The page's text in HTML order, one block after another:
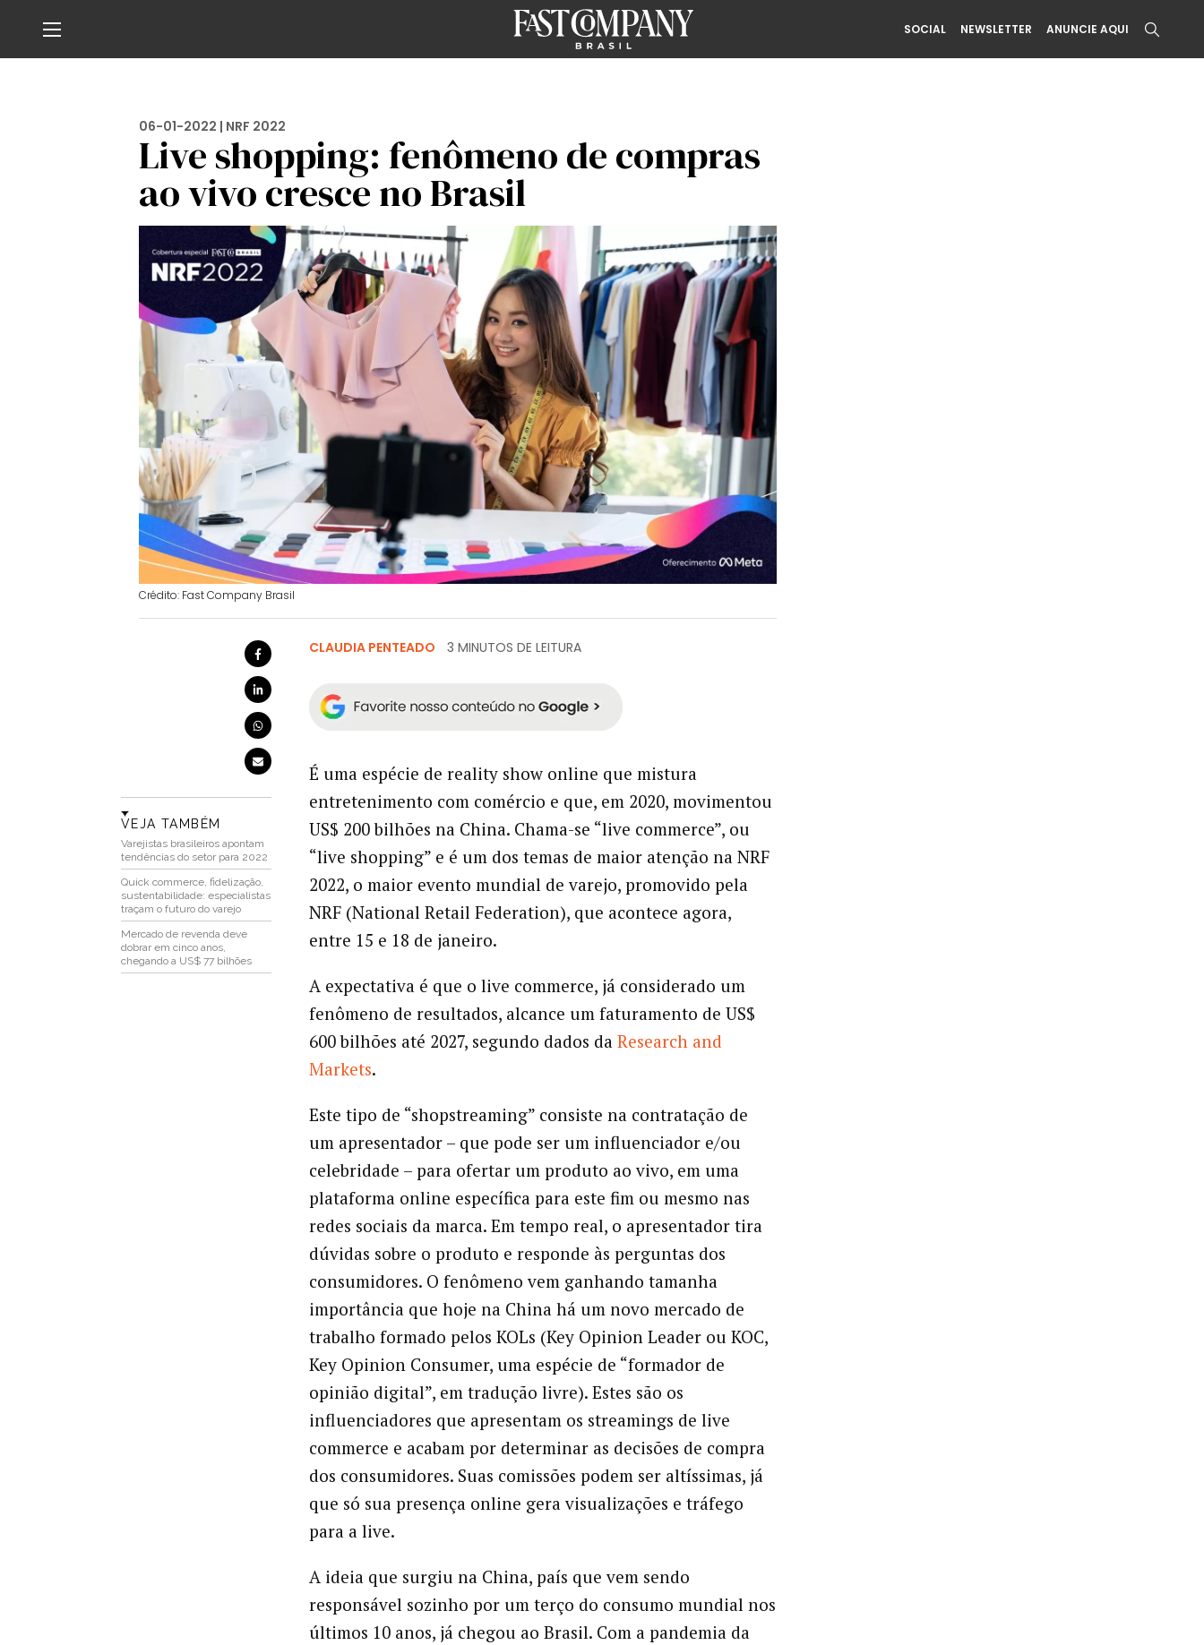
SOCIAL NEWSLETTER ANUNCIE AQUI
06-01-2022 | NRF 2022
Live shopping: fenômeno de compras
ao vivo cresce no Brasil
Crédito: Fast Company Brasil
VEJA TAMBÉM
Varejistas brasileiros apontam
tendências do setor para 2022
Quick commerce, fidelização,
sustentabilidade: especialistas
traçam o futuro do varejo
Mercado de revenda deve
dobrar em cinco anos,
chegando a US$ 77 bilhões
CLAUDIA PENTEADO 3 MINUTOS DE LEITURA
É uma espécie de reality show online que mistura
entretenimento com comércio e que, em 2020, movimentou
US$ 200 bilhões na China. Chama-se “live commerce”, ou
“live shopping” e é um dos temas de maior atenção na NRF
2022, o maior evento mundial de varejo, promovido pela
NRF (National Retail Federation), que acontece agora,
entre 15 e 18 de janeiro.
A expectativa é que o live commerce, já considerado um
fenômeno de resultados, alcance um faturamento de US$
600 bilhões até 2027, segundo dados da Research and
Markets.
Este tipo de “shopstreaming” consiste na contratação de
um apresentador – que pode ser um influenciador e/ou
celebridade – para ofertar um produto ao vivo, em uma
plataforma online específica para este fim ou mesmo nas
redes sociais da marca. Em tempo real, o apresentador tira
dúvidas sobre o produto e responde às perguntas dos
consumidores. O fenômeno vem ganhando tamanha
importância que hoje na China há um novo mercado de
trabalho formado pelos KOLs (Key Opinion Leader ou KOC,
Key Opinion Consumer, uma espécie de “formador de
opinião digital”, em tradução livre). Estes são os
influenciadores que apresentam os streamings de live
commerce e acabam por determinar as decisões de compra
dos consumidores. Suas comissões podem ser altíssimas, já
que só sua presença online gera visualizações e tráfego
para a live.
A ideia que surgiu na China, país que vem sendo
responsável sozinho por um terço do consumo mundial nos
últimos 10 anos, já chegou ao Brasil. Com a pandemia da